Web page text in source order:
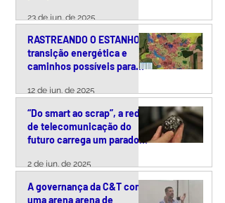
23 de jun. de 2025
RASTREANDO O ESTANHO:
transição energética e
caminhos possíveis para
responsável da cassiterita
12 de jun. de 2025
“Do smart ao scrap”, a rede
de telecomunicação do
futuro carrega um paradoxo
2 de jun. de 2025
A governança da C&T como
uma arena arena de